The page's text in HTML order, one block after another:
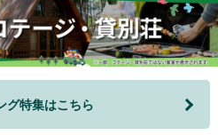
グ特集はこちら